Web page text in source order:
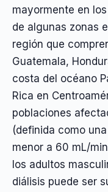
mayormente en
de algunas zonas
región que
Guatemala,
costa del océano
Rica en
poblaciones
(definida como
menor a 60 mL/
los adultos
diálisis puede ser